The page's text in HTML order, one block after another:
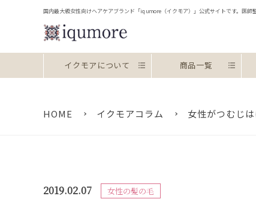
国内最大級女性向けヘアケアブランド「iqumore（イクモア）」公式サイトです。医
イクモアについて
お約束
商品一覧
HOME イクモアコラム 女性がつむじ
2019.02.07 女性の髪の毛